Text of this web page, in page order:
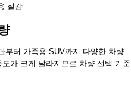
절감
부터 가족용 SUV까지 다양한 차량
가 크게 달라지므로 차량 선택 기준